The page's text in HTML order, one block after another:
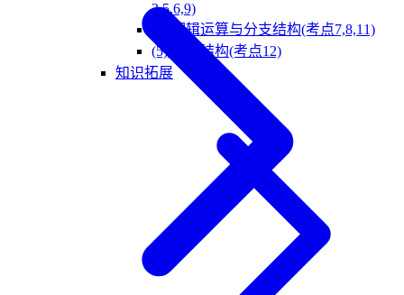
3,5,6,9)
(4) 逻辑运算与分支结构(考点7,8,11)
(5) 循环结构(考点12)
知识拓展